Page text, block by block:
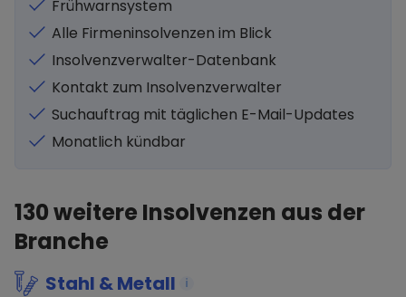
Frühwarnsystem
Alle Firmeninsolvenzen im Blick
Insolvenzverwalter-Datenbank
Kontakt zum Insolvenzverwalter
Suchauftrag mit täglichen E-Mail-Updates
Monatlich kündbar
130weitere Insolvenzen aus der
Branche
Stahl & Metall i